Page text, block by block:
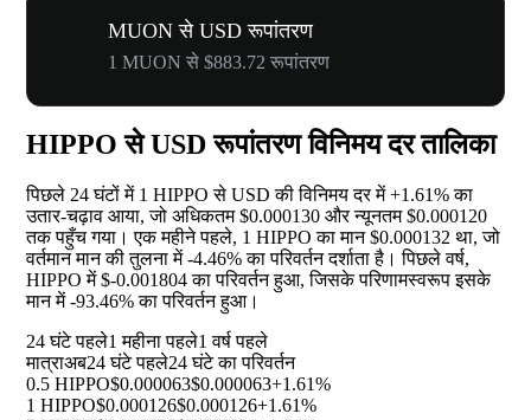
MUON से USD रूपांतरण
1 MUON से $883.72 रूपांतरण
HIPPO से USD रूपांतरण विनिमय दर तालिका
पिछले 24 घंटों में 1 HIPPO से USD की विनिमय दर में+1.61%का
उतार-चढ़ाव आया, जो अधिकतम $0.000130 और न्यूनतम $0.000120
तक पहुँच गया। एक महीने पहले, 1 HIPPO का मान $0.000132 था, जो
वर्तमान मान की तुलना में-4.46%का परिवर्तन दर्शाता है। पिछले वर्ष,
HIPPO में $-0.001804 का परिवर्तन हुआ, जिसके परिणामस्वरूप इसके
मान में-93.46%का परिवर्तन हुआ।
24 घंटे पहले1 महीना पहले1 वर्ष पहले
मात्राअब24 घंटे पहले24 घंटे का परिवर्तन
0.5 HIPPO$0.000063$0.000063+1.61%
1 HIPPO$0.000126$0.000126+1.61%